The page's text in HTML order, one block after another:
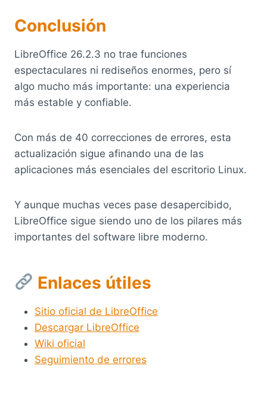
Conclusión
LibreOffice 26.2.3 no trae funciones
espectaculares ni rediseños enormes, pero sí
algo mucho más importante: una experiencia
más estable y confiable.
Con más de 40 correcciones de errores, esta
actualización sigue afinando una de las
aplicaciones más esenciales del escritorio Linux.
Y aunque muchas veces pase desapercibido,
LibreOffice sigue siendo uno de los pilares más
importantes del software libre moderno.
Enlaces útiles
Sitio oficial de LibreOffice
Descargar LibreOffice
Wiki oficial
Seguimiento de errores